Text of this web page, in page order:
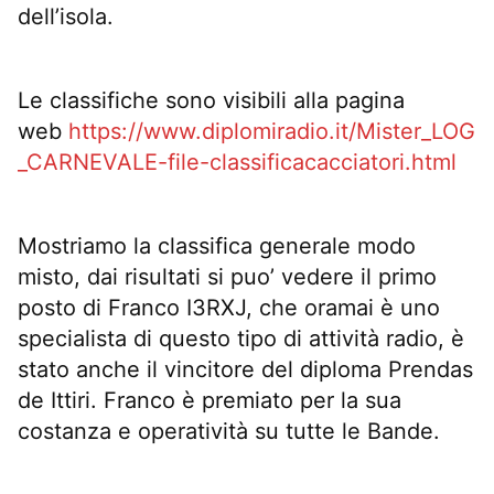
dell’isola.
Le classifiche sono visibili alla pagina
web https://www.diplomiradio.it/Mister_LOG
_CARNEVALE-file-classificacacciatori.html
Mostriamo la classifica generale modo
misto, dai risultati si puo’ vedere il primo
posto di Franco I3RXJ, che oramai è uno
specialista di questo tipo di attività radio, è
stato anche il vincitore del diploma Prendas
de Ittiri. Franco è premiato per la sua
costanza e operatività su tutte le Bande.